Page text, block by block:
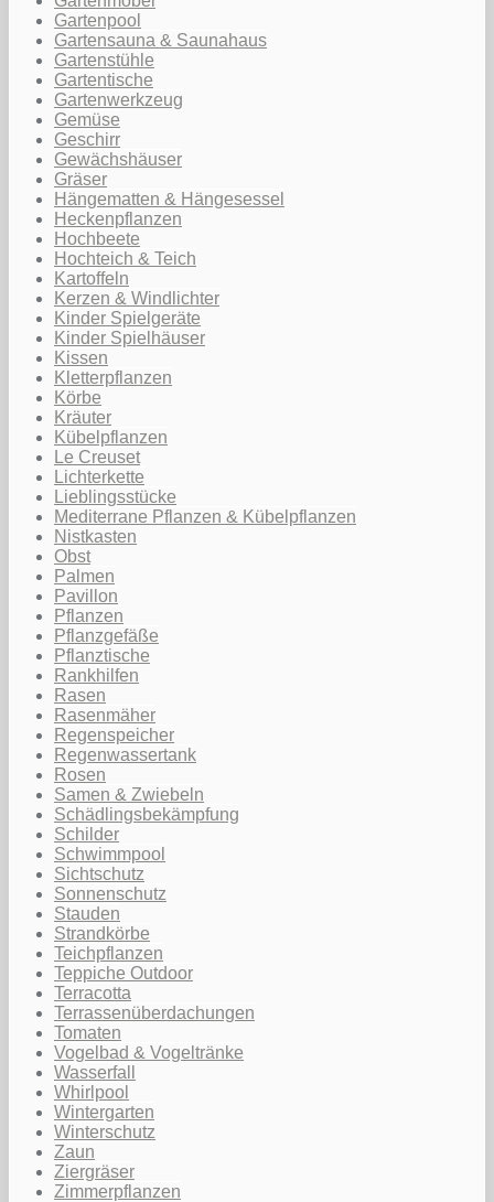
Gartenpool
Gartensauna & Saunahaus
Gartenstühle
Gartentische
Gartenwerkzeug
Gemüse
Geschirr
Gewächshäuser
Gräser
Hängematten & Hängesessel
Heckenpflanzen
Hochbeete
Hochteich & Teich
Kartoffeln
Kerzen & Windlichter
Kinder Spielgeräte
Kinder Spielhäuser
Kissen
Kletterpflanzen
Körbe
Kräuter
Kübelpflanzen
Le Creuset
Lichterkette
Lieblingsstücke
Mediterrane Pflanzen & Kübelpflanzen
Nistkasten
Obst
Palmen
Pavillon
Pflanzen
Pflanzgefäße
Pflanztische
Rankhilfen
Rasen
Rasenmäher
Regenspeicher
Regenwassertank
Rosen
Samen & Zwiebeln
Schädlingsbekämpfung
Schilder
Schwimmpool
Sichtschutz
Sonnenschutz
Stauden
Strandkörbe
Teichpflanzen
Teppiche Outdoor
Terracotta
Terrassenüberdachungen
Tomaten
Vogelbad & Vogeltränke
Wasserfall
Whirlpool
Wintergarten
Winterschutz
Zaun
Ziergräser
Zimmerpflanzen